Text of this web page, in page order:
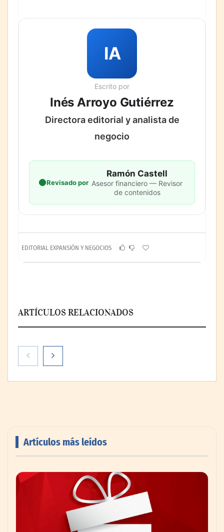
IA
Escrito por
Inés Arroyo Gutiérrez
Directora editorial y analista de
negocio
Revisado por
Ramón Castell
Asesor financiero — Revisor
de contenidos
EDITORIAL EXPANSIÓN Y NEGOCIOS
ARTÍCULOS RELACIONADOS
ampliar visualmente cualquier habitación
Artículos más leídos